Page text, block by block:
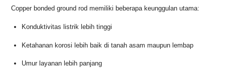
Copper bonded ground rod memiliki beberapa keunggulan utama:
Konduktivitas listrik lebih tinggi
Ketahanan korosi lebih baik di tanah asam maupun lembap
Umur layanan lebih panjang